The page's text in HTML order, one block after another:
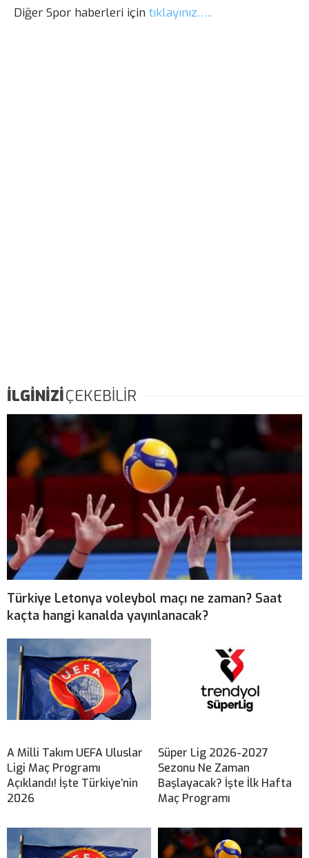
Diğer Spor haberleri için tıklayınız…..
İLGİNİZİÇEKEBİLİR
Türkiye Letonya voleybol maçı ne zaman? Saat
kaçta hangi kanalda yayınlanacak?
A Milli Takım UEFA Uluslar
Ligi Maç Programı
Açıklandı! İşte Türkiye’nin
2026
Süper Lig 2026-2027
Sezonu Ne Zaman
Başlayacak? İşte İlk Hafta
Maç Programı